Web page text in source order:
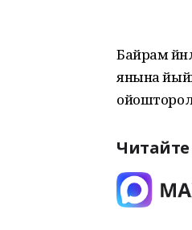
Байрам
янына
Читайте